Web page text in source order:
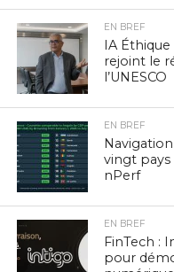
EN BREF
IA
rejoint le
l’UNESCO
EN BREF
vingt pays
nPerf
EN BREF
FinTech :
pour